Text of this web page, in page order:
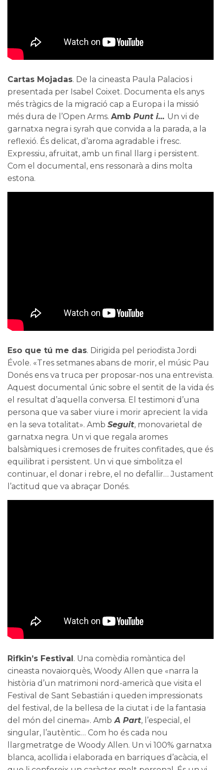
Cartas Mojadas. De la cineasta Paula Palacios i
presentada per Isabel Coixet. Documenta els anys
més tràgics de la migració cap a Europa i la missió
més dura de l’Open Arms. Amb Punt i… Un vi de
garnatxa negra i syrah que convida a la parada, a la
reflexió. És delicat, d’aroma agradable i fresc.
Expressiu, afruitat, amb un final llarg i persistent.
Com el documental, ens ressonarà a dins molta
estona.
Eso que tú me das. Dirigida pel periodista Jordi
Évole. «Tres setmanes abans de morir, el músic Pau
Donés ens va truca per proposar-nos una entrevista.
Aquest documental únic sobre el sentit de la vida és
el resultat d’aquella conversa. El testimoni d’una
persona que va saber viure i morir aprecient la vida
en la seva totalitat». Amb Seguit, monovarietal de
garnatxa negra. Un vi que regala aromes
balsàmiques i cremoses de fruites confitades, que és
equilibrat i persistent. Un vi que simbolitza el
continuar, el donar i rebre, el no defallir… Justament
l’actitud que va abraçar Donés.
Rifkin’s Festival. Una comèdia romàntica del
cineasta novaiorquès, Woody Allen que «narra la
història d’un matrimoni nord-americà que visita el
Festival de Sant Sebastián i queden impressionats
del festival, de la bellesa de la ciutat i de la fantasia
del món del cinema». Amb A Part, l’especial, el
singular, l’autèntic… Com ho és cada nou
llargmetratge de Woody Allen. Un vi 100% garnatxa
blanca, acollida i elaborada en barriques d’acàcia, el